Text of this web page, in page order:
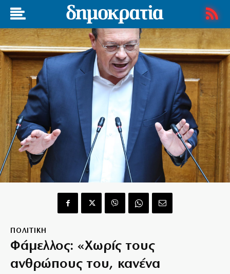
ΠΟΛΙΤΙΚΗ
Φάμελλος: «Χωρίς τους
ανθρώπους του, κανένα